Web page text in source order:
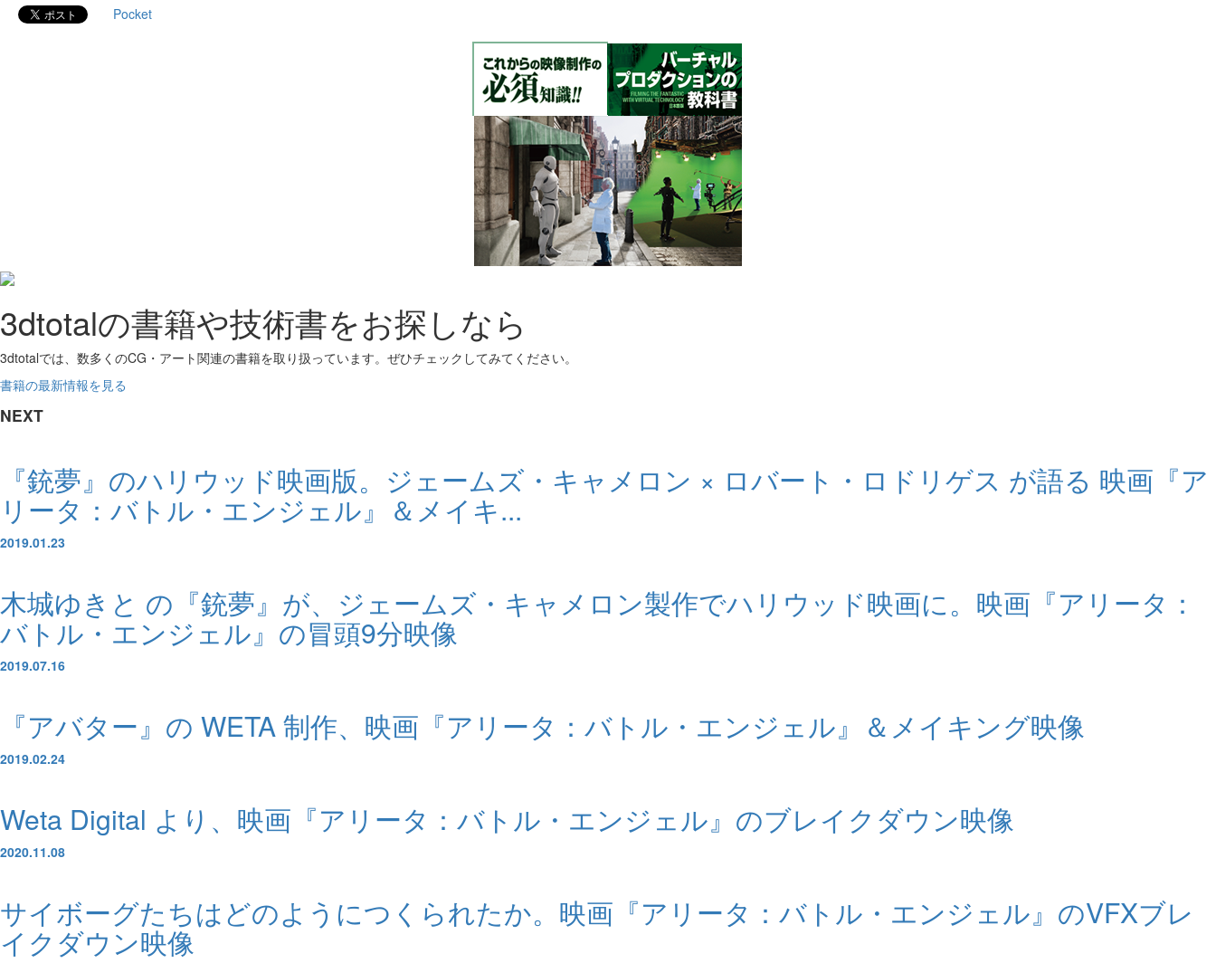
Pocket
3dtotalの書籍や技術書をお探しなら
3dtotalでは、数多くのCG・アート関連の書籍を取り扱っています。ぜひチェックしてみてください。
書籍の最新情報を見る
NEXT
『銃夢』のハリウッド映画版。ジェームズ・キャメロン × ロバート・ロドリゲス が語る 映画『ア
リータ：バトル・エンジェル』＆メイキ...
2019.01.23
木城ゆきと の『銃夢』が、ジェームズ・キャメロン製作でハリウッド映画に。映画『アリータ：
バトル・エンジェル』の冒頭9分映像
2019.07.16
『アバター』の WETA 制作、映画『アリータ：バトル・エンジェル』＆メイキング映像
2019.02.24
Weta Digital より、映画『アリータ：バトル・エンジェル』のブレイクダウン映像
2020.11.08
サイボーグたちはどのようにつくられたか。映画『アリータ：バトル・エンジェル』のVFXブレ
イクダウン映像